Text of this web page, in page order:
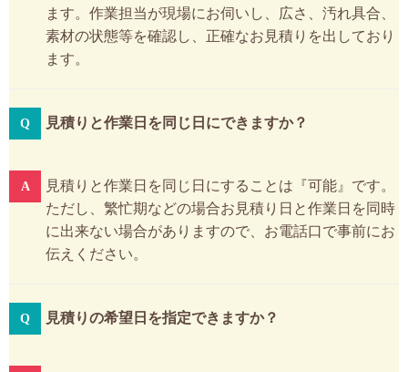
ます。作業担当が現場にお伺いし、広さ、汚れ具合、
素材の状態等を確認し、正確なお見積りを出しており
ます。
見積りと作業日を同じ日にできますか？
見積りと作業日を同じ日にすることは『可能』です。
ただし、繁忙期などの場合お見積り日と作業日を同時
に出来ない場合がありますので、お電話口で事前にお
伝えください。
見積りの希望日を指定できますか？